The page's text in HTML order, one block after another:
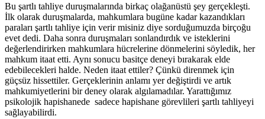
Bu şartlı tahliye duruşmalarında birkaç olağanüstü şey gerçekleşti.
İlk olarak duruşmalarda, mahkumlara bugüne kadar kazandıkları
paraları şartlı tahliye için verir misiniz diye sorduğumuzda birçoğu
evet dedi. Daha sonra duruşmaları sonlandırdık ve isteklerini
değerlendirirken mahkumlara hücrelerine dönmelerini söyledik, her
mahkum itaat etti. Aynı sonucu basitçe deneyi bırakarak elde
edebilecekleri halde. Neden itaat ettiler? Çünkü direnmek için
güçsüz hissettiler. Gerçeklerinin anlamı yer değiştirdi ve artık
mahkumiyetlerini bir deney olarak algılamadılar. Yarattığımız
psikolojik hapishanede sadece hapishane görevlileri şartlı tahliyeyi
sağlayabilirdi.